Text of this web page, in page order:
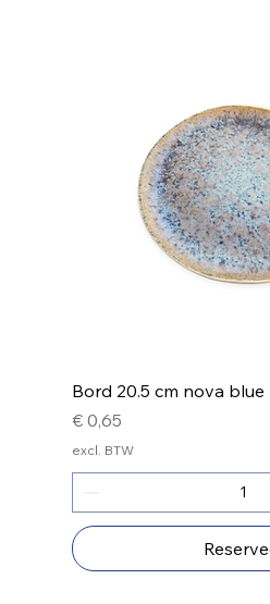
Bord 20.5 cm nova blue
Prijs
€ 0,65
excl. BTW